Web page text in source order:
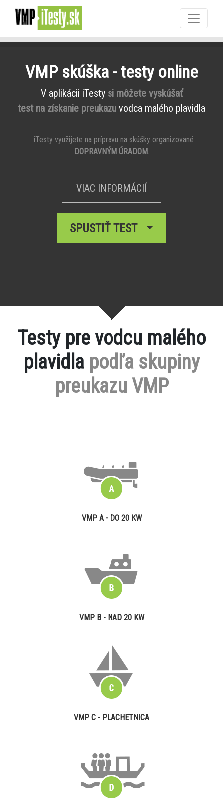
VMP skúška - testy online
V aplikácii iTesty si môžete vyskúšať
test na získanie preukazu vodca malého plavidla
iTesty využijete na prípravu na skúšky organizované
DOPRAVNÝM ÚRADOM.
VIAC INFORMÁCIÍ
SPUSTIŤ TEST
Testy pre vodcu malého
plavidla podľa skupiny
preukazu VMP
VMP A - DO 20 KW
VMP B - NAD 20 KW
VMP C - PLACHETNICA